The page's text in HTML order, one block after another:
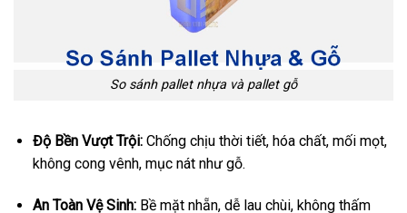
So sánh pallet nhựa và pallet gỗ
Độ Bền Vượt Trội:Chống chịu thời tiết, hóa chất, mối mọt,
không cong vênh, mục nát như gỗ.
An Toàn Vệ Sinh:Bề mặt nhẵn, dễ lau chùi, không thấm